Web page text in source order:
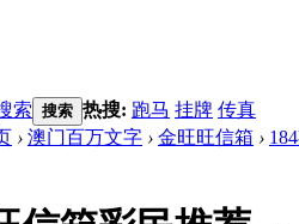
索 搜索 热搜: 跑马 挂牌 传真
› 澳门百万文字 › 金旺旺信箱 ›